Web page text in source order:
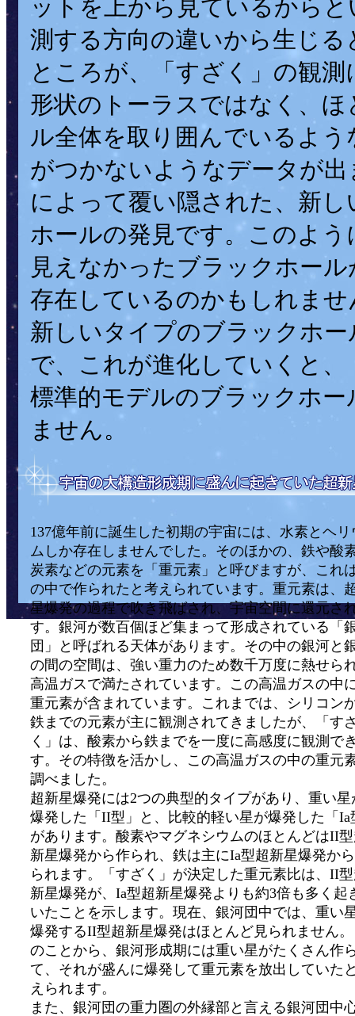
ットを上から見ているから
測する方向の違いから生じ
ところが、「すざく」の観
形状のトーラスではなく、
ル全体を取り囲んでいるよ
がつかないようなデータが
によって覆い隠された、新
ホールの発見です。このよ
見えなかったブラックホー
存在しているのかもしれま
新しいタイプのブラックホ
で、これが進化していくと
標準的モデルのブラックホ
ません。
137億年前に誕生した初期の宇宙には、水素とヘリ
ムしか存在しませんでした。そのほかの、鉄や酸
炭素などの元素を「重元素」と呼びますが、これ
の中で作られたと考えられています。重元素は、
星爆発の過程で吹き飛ばされ、宇宙空間に還元さ
す。銀河が数百個ほど集まって形成されている「
団」と呼ばれる天体があります。その中の銀河と
の間の空間は、強い重力のため数千万度に熱せら
高温ガスで満たされています。この高温ガスの中
重元素が含まれています。これまでは、シリコン
鉄までの元素が主に観測されてきましたが、「す
く」は、酸素から鉄までを一度に高感度に観測で
す。その特徴を活かし、この高温ガスの中の重元
調べました。
超新星爆発には2つの典型的タイプがあり、重い星
爆発した「II型」と、比較的軽い星が爆発した「Ia
があります。酸素やマグネシウムのほとんどはII
新星爆発から作られ、鉄は主にIa型超新星爆発か
られます。「すざく」が決定した重元素比は、II
新星爆発が、Ia型超新星爆発よりも約3倍も多く起
いたことを示します。現在、銀河団中では、重い
爆発するII型超新星爆発はほとんど見られません
のことから、銀河形成期には重い星がたくさん作
て、それが盛んに爆発して重元素を放出していた
えられます。
また、銀河団の重力圏の外縁部と言える銀河団中